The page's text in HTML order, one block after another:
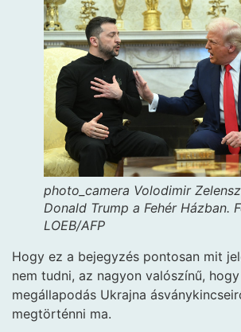
photo_camera Volodimir
Donald Trump a Fehér Házban.
LOEB/AFP
Hogy ez a bejegyzés pontosan mit
nem tudni, az nagyon valószínű,
megállapodás Ukrajna
megtörténni ma.